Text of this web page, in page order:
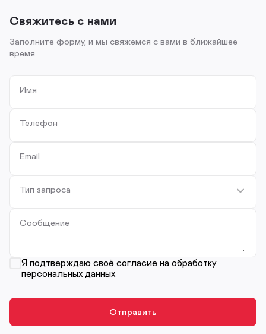
Свяжитесь с нами
Заполните форму, и мы свяжемся с вами в ближайшее
время
Имя
Телефон
Email
Тип запроса
Сообщение
Я подтверждаю своё согласие на обработку
персональных данных